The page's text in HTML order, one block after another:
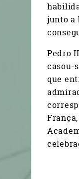
junto a
Pedro
casou-
que